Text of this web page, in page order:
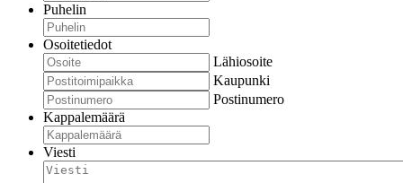
Puhelin
Osoitetiedot
Lähiosoite
Kaupunki
Postinumero
Kappalemäärä
Viesti